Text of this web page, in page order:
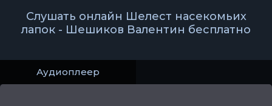
Слушать онлайн Шелест насекомьих
лапок - Шешиков Валентин бесплатно
Аудиоплеер